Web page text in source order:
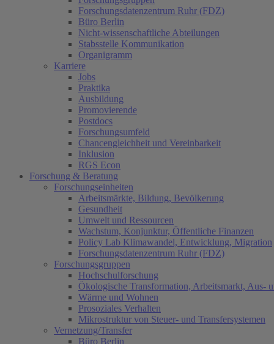
Forschungsdatenzentrum Ruhr (FDZ)
Büro Berlin
Nicht-wissenschaftliche Abteilungen
Stabsstelle Kommunikation
Organigramm
Karriere
Jobs
Praktika
Ausbildung
Promovierende
Postdocs
Forschungsumfeld
Chancengleichheit und Vereinbarkeit
Inklusion
RGS Econ
Forschung & Beratung
Forschungseinheiten
Arbeitsmärkte, Bildung, Bevölkerung
Gesundheit
Umwelt und Ressourcen
Wachstum, Konjunktur, Öffentliche Finanzen
Policy Lab Klimawandel, Entwicklung, Migration
Forschungsdatenzentrum Ruhr (FDZ)
Forschungsgruppen
Hochschulforschung
Ökologische Transformation, Arbeitsmarkt, Aus-
Wärme und Wohnen
Prosoziales Verhalten
Mikrostruktur von Steuer- und Transfersystemen
Vernetzung/Transfer
Büro Berlin